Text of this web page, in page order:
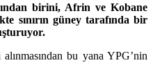
birini, Afrin ve Kobane
sınırın güney tarafında bir
bu yana YPG’nin